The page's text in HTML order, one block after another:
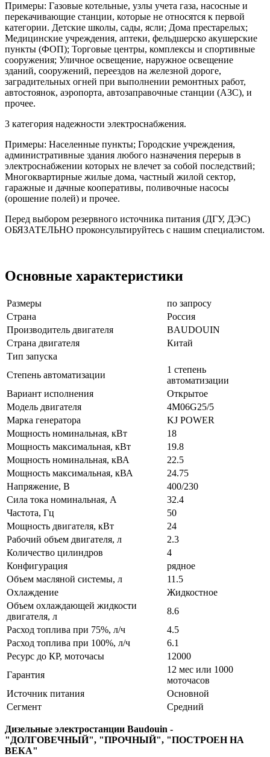
Примеры: Газовые котельные, узлы учета газа, насосные и
перекачивающие станции, которые не относятся к первой
категории. Детские школы, сады, ясли; Дома престарелых;
Медицинские учреждения, аптеки, фельдшерско акушерские
пункты (ФОП); Торговые центры, комплексы и спортивные
сооружения; Уличное освещение, наружное освещение
зданий, сооружений, переездов на железной дороге,
заградительных огней при выполнении ремонтных работ,
автостоянок, аэропорта, автозаправочные станции (АЗС), и
прочее.
3 категория надежности электроснабжения.
Примеры: Населенные пункты; Городские учреждения,
административные здания любого назначения перерыв в
электроснабжении которых не влечет за собой последствий;
Многоквартирные жилые дома, частный жилой сектор,
гаражные и дачные кооперативы, поливочные насосы
(орошение полей) и прочее.
Перед выбором резервного источника питания (ДГУ, ДЭС)
ОБЯЗАТЕЛЬНО проконсультируйтесь с нашим специалистом.
Основные характеристики
Размеры
по запросу
Страна
Россия
Производитель двигателя
BAUDOUIN
Страна двигателя
Китай
Тип запуска
Степень автоматизации
1 степень
автоматизации
Вариант исполнения
Открытое
Модель двигателя
4M06G25/5
Марка генератора
KJ POWER
Мощность номинальная, кВт
18
Мощность максимальная, кВт
19.8
Мощность номинальная, кВА
22.5
Мощность максимальная, кВА
24.75
Напряжение, В
400/230
Сила тока номинальная, А
32.4
Частота, Гц
50
Мощность двигателя, кВт
24
Рабочий объем двигателя, л
2.3
Количество цилиндров
4
Конфигурация
рядное
Объем масляной системы, л
11.5
Охлаждение
Жидкостное
Объем охлаждающей жидкости
двигателя, л
8.6
Расход топлива при 75%, л/ч
4.5
Расход топлива при 100%, л/ч
6.1
Ресурс до КР, моточасы
12000
Гарантия
12 мес или 1000
моточасов
Источник питания
Основной
Сегмент
Средний
Дизельные электростанции Baudouin -
"ДОЛГОВЕЧНЫЙ", "ПРОЧНЫЙ", "ПОСТРОЕН НА
ВЕКА"